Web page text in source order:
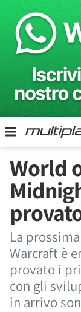
World
La
Warcraft è
provato i
con gli
in arrivo